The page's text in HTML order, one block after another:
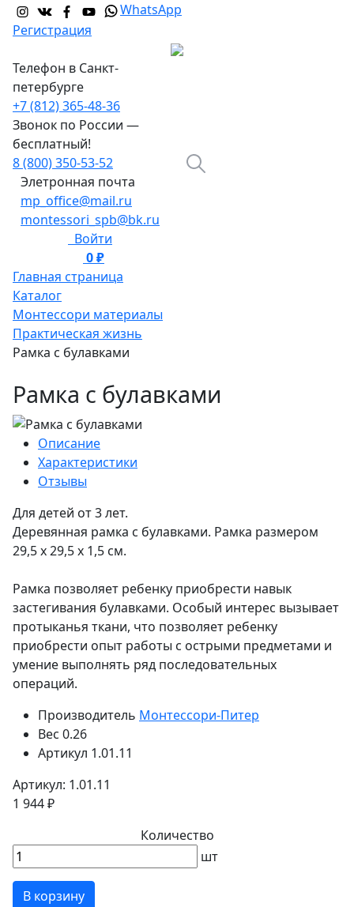
WhatsApp
Регистрация
Телефон в Санкт-
петербурге
+7 (812) 365-48-36
Звонок по России —
бесплатный!
8 (800) 350-53-52
Элетронная почта
mp_office@mail.ru
montessori_spb@bk.ru
Войти
0 ₽
Главная страница
Каталог
Монтессори материалы
Практическая жизнь
Рамка с булавками
Рамка с булавками
Описание
Характеристики
Отзывы
Для детей от 3 лет.
Деревянная рамка с булавками. Рамка размером
29,5 х 29,5 х 1,5 см.
Рамка позволяет ребенку приобрести навык
застегивания булавками. Особый интерес вызывает
протыканья ткани, что позволяет ребенку
приобрести опыт работы с острыми предметами и
умение выполнять ряд последовательных
операций.
Производитель Монтессори-Питер
Вес 0.26
Артикул 1.01.11
Артикул: 1.01.11
1 944 ₽
Количество
шт
В корзину